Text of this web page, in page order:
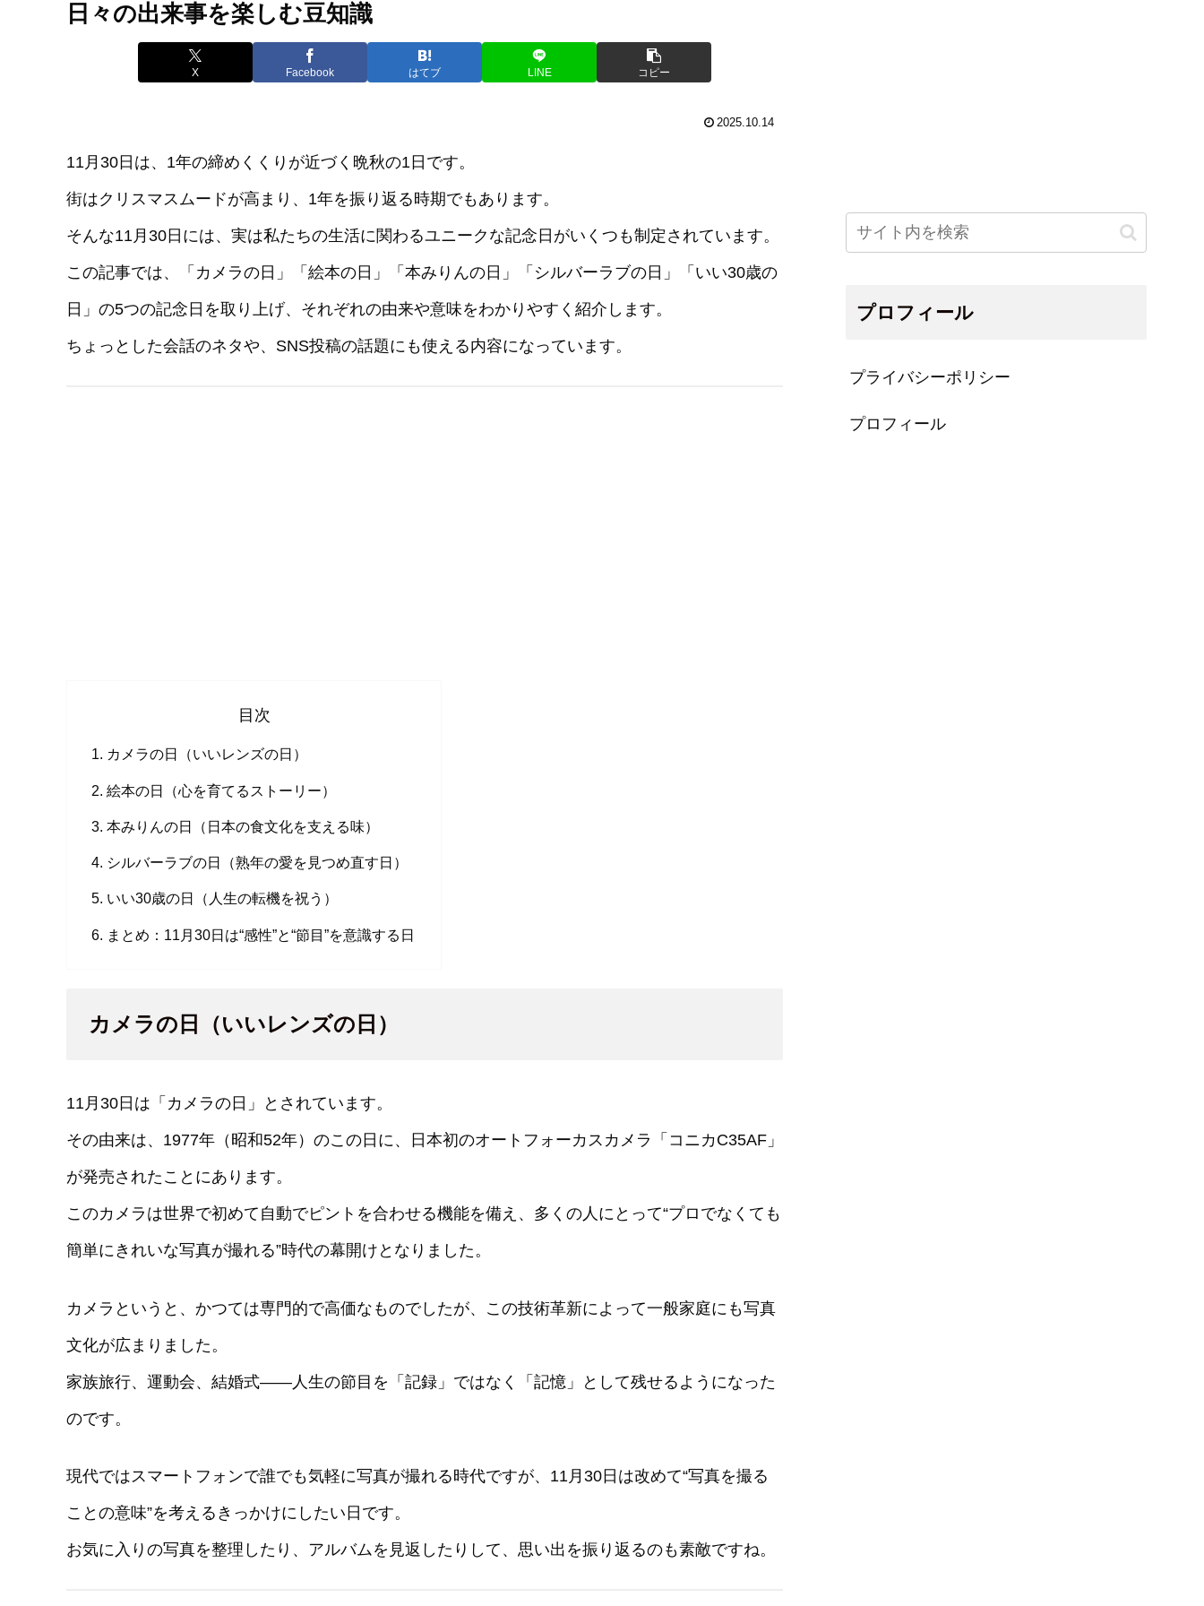
日々の出来事を楽しむ豆知識
X Facebook はてブ LINE コピー
2025.10.14
11月30日は、1年の締めくくりが近づく晩秋の1日です。
街はクリスマスムードが高まり、1年を振り返る時期でもあります。
そんな11月30日には、実は私たちの生活に関わるユニークな記念日がいくつも制定されています。
この記事では、「カメラの日」「絵本の日」「本みりんの日」「シルバーラブの日」「いい30歳の
日」の5つの記念日を取り上げ、それぞれの由来や意味をわかりやすく紹介します。
ちょっとした会話のネタや、SNS投稿の話題にも使える内容になっています。
目次
カメラの日（いいレンズの日）
絵本の日（心を育てるストーリー）
本みりんの日（日本の食文化を支える味）
シルバーラブの日（熟年の愛を見つめ直す日）
いい30歳の日（人生の転機を祝う）
まとめ：11月30日は“感性”と“節目”を意識する日
カメラの日（いいレンズの日）
11月30日は「カメラの日」とされています。
その由来は、1977年（昭和52年）のこの日に、日本初のオートフォーカスカメラ「コニカC35AF」
が発売されたことにあります。
このカメラは世界で初めて自動でピントを合わせる機能を備え、多くの人にとって“プロでなくても
簡単にきれいな写真が撮れる”時代の幕開けとなりました。
カメラというと、かつては専門的で高価なものでしたが、この技術革新によって一般家庭にも写真
文化が広まりました。
家族旅行、運動会、結婚式――人生の節目を「記録」ではなく「記憶」として残せるようになった
のです。
現代ではスマートフォンで誰でも気軽に写真が撮れる時代ですが、11月30日は改めて“写真を撮る
ことの意味”を考えるきっかけにしたい日です。
お気に入りの写真を整理したり、アルバムを見返したりして、思い出を振り返るのも素敵ですね。
プロフィール
プライバシーポリシー
プロフィール